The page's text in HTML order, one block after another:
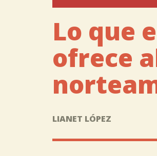
Lo que
ofrece
LIANET LÓPEZ